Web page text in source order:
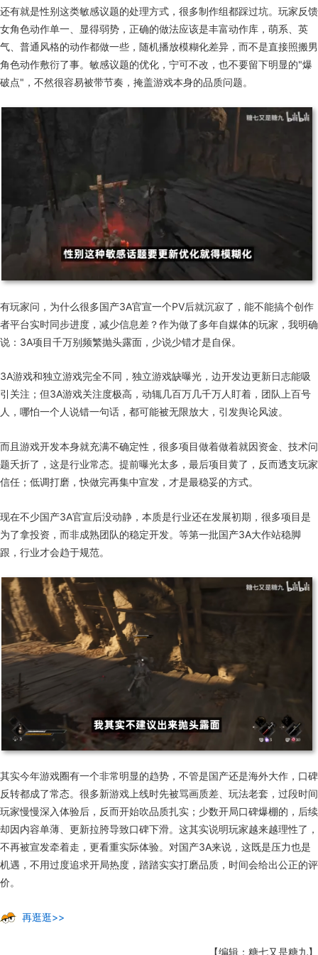
还有就是性别这类敏感议题的处理方式，很多制作组都踩过坑。玩家反馈
女角色动作单一、显得弱势，正确的做法应该是丰富动作库，萌系、英
气、普通风格的动作都做一些，随机播放模糊化差异，而不是直接照搬男
角色动作敷衍了事。敏感议题的优化，宁可不改，也不要留下明显的"爆
破点"，不然很容易被带节奏，掩盖游戏本身的品质问题。
有玩家问，为什么很多国产3A官宣一个PV后就沉寂了，能不能搞个创作
者平台实时同步进度，减少信息差？作为做了多年自媒体的玩家，我明确
说：3A项目千万别频繁抛头露面，少说少错才是自保。
3A游戏和独立游戏完全不同，独立游戏缺曝光，边开发边更新日志能吸
引关注；但3A游戏关注度极高，动辄几百万几千万人盯着，团队上百号
人，哪怕一个人说错一句话，都可能被无限放大，引发舆论风波。
而且游戏开发本身就充满不确定性，很多项目做着做着就因资金、技术问
题夭折了，这是行业常态。提前曝光太多，最后项目黄了，反而透支玩家
信任；低调打磨，快做完再集中宣发，才是最稳妥的方式。
现在不少国产3A官宣后没动静，本质是行业还在发展初期，很多项目是
为了拿投资，而非成熟团队的稳定开发。等第一批国产3A大作站稳脚
跟，行业才会趋于规范。
其实今年游戏圈有一个非常明显的趋势，不管是国产还是海外大作，口碑
反转都成了常态。很多新游戏上线时先被骂画质差、玩法老套，过段时间
玩家慢慢深入体验后，反而开始吹品质扎实；少数开局口碑爆棚的，后续
却因内容单薄、更新拉胯导致口碑下滑。这其实说明玩家越来越理性了，
不再被宣发牵着走，更看重实际体验。对国产3A来说，这既是压力也是
机遇，不用过度追求开局热度，踏踏实实打磨品质，时间会给出公正的评
价。
再逛逛>>
【编辑：糖七又是糖九】